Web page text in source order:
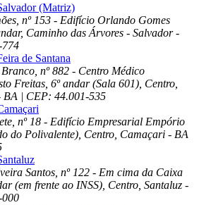
(Matriz)
nº 153 - Edifício Orlando Gomes
Caminho das Árvores - Salvador -
de Santana
nº 882 - Centro Médico
Freitas, 6º andar (Sala 601), Centro,
BA | CEP: 44.001-535
nº 18 - Edifício Empresarial Empório
do Polivalente), Centro, Camaçari - BA
Santos, nº 122 - Em cima da Caixa
(em frente ao INSS), Centro, Santaluz -